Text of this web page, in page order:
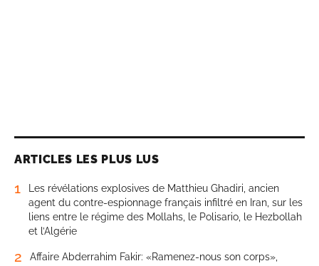
ARTICLES LES PLUS LUS
1
Les révélations explosives de Matthieu Ghadiri, ancien
agent du contre-espionnage français infiltré en Iran, sur les
liens entre le régime des Mollahs, le Polisario, le Hezbollah
et l’Algérie
2
Affaire Abderrahim Fakir: «Ramenez-nous son corps»,